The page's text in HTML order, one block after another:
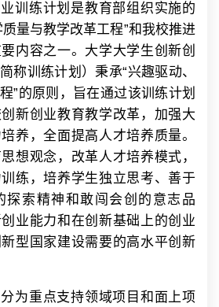
训练计划是教育部组织实施的
量与教学改革工程”和我校推进
内容之一。大学大学生创新创
称训练计划）秉承“兴趣驱动、
”的原则，旨在通过该训练计划
新创业教育教学改革，加强大
养，全面提高人才培养质量。
想观念，改革人才培养模式，
练，培养学生独立思考、善于
探索精神和敢闯会创的意志品
业能力和在创新基础上的创业
型国家建设需要的高水平创新
为重点支持领域项目和面上项